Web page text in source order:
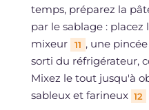
temps, préparez la
par le sablage :
mixeur
11 , une
sorti du réfrigérateur,
Mixez le tout jusqu'à
sableux et farineux 12